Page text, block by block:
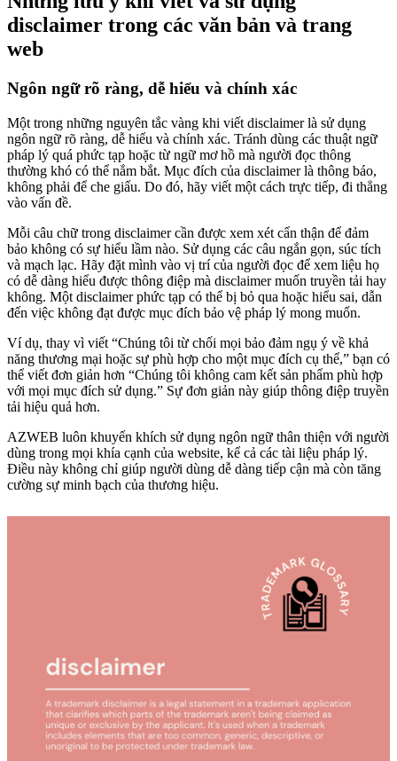
disclaimer trong các văn bản và trang
web
Ngôn ngữ rõ ràng, dễ hiểu và chính xác
Một trong những nguyên tắc vàng khi viết disclaimer là sử dụng
ngôn ngữ rõ ràng, dễ hiểu và chính xác. Tránh dùng các thuật ngữ
pháp lý quá phức tạp hoặc từ ngữ mơ hồ mà người đọc thông
thường khó có thể nắm bắt. Mục đích của disclaimer là thông báo,
không phải để che giấu. Do đó, hãy viết một cách trực tiếp, đi thẳng
vào vấn đề.
Mỗi câu chữ trong disclaimer cần được xem xét cẩn thận để đảm
bảo không có sự hiểu lầm nào. Sử dụng các câu ngắn gọn, súc tích
và mạch lạc. Hãy đặt mình vào vị trí của người đọc để xem liệu họ
có dễ dàng hiểu được thông điệp mà disclaimer muốn truyền tải hay
không. Một disclaimer phức tạp có thể bị bỏ qua hoặc hiểu sai, dẫn
đến việc không đạt được mục đích bảo vệ pháp lý mong muốn.
Ví dụ, thay vì viết “Chúng tôi từ chối mọi bảo đảm ngụ ý về khả
năng thương mại hoặc sự phù hợp cho một mục đích cụ thể,” bạn có
thể viết đơn giản hơn “Chúng tôi không cam kết sản phẩm phù hợp
với mọi mục đích sử dụng.” Sự đơn giản này giúp thông điệp truyền
tải hiệu quả hơn.
AZWEB luôn khuyến khích sử dụng ngôn ngữ thân thiện với người
dùng trong mọi khía cạnh của website, kể cả các tài liệu pháp lý.
Điều này không chỉ giúp người dùng dễ dàng tiếp cận mà còn tăng
cường sự minh bạch của thương hiệu.